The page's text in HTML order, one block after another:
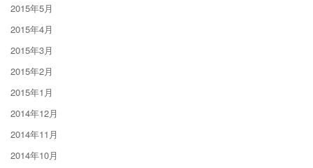
2015年5月
2015年4月
2015年3月
2015年2月
2015年1月
2014年12月
2014年11月
2014年10月